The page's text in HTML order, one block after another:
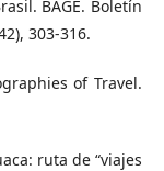
BAGE. Boletín
303-316.
of Travel.
ruta de “viajes